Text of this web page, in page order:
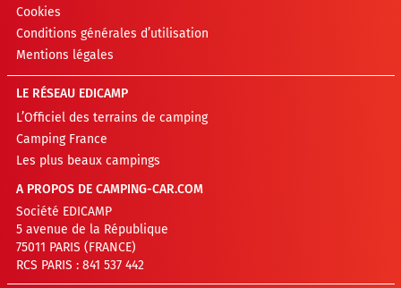
Cookies
Conditions générales d’utilisation
Mentions légales
LE RÉSEAU EDICAMP
L’Officiel des terrains de camping
Camping France
Les plus beaux campings
A PROPOS DE CAMPING-CAR.COM
Société EDICAMP
5 avenue de la République
75011 PARIS (FRANCE)
RCS PARIS : 841 537 442